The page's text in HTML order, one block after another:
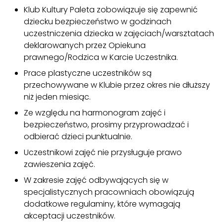
Klub Kultury Paleta zobowiązuje się zapewnić
dziecku bezpieczeństwo w godzinach
uczestniczenia dziecka w zajęciach/warsztatach
deklarowanych przez Opiekuna
prawnego/Rodzica w Karcie Uczestnika.
Prace plastyczne uczestników są
przechowywane w Klubie przez okres nie dłuższy
niż jeden miesiąc.
Ze względu na harmonogram zajęć i
bezpieczeństwo, prosimy przyprowadzać i
odbierać dzieci punktualnie.
Uczestnikowi zajęć nie przysługuje prawo
zawieszenia zajęć.
W zakresie zajęć odbywających się w
specjalistycznych pracowniach obowiązują
dodatkowe regulaminy, które wymagają
akceptacji uczestników.